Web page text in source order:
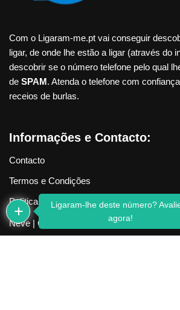
Com o Ligaram-me.pt vai conseguir
ligar, de onde lhe estão a ligar (através do
descobrir se o número telefone pelo qual
de SPAM. Atenda o telefone com
receios de burlas.
Informações e Contacto:
Contacto
Termos e Condições
Política de Privacidade
Neve| Criado com WordPress
Ligaram-lhe deste número?
agora!